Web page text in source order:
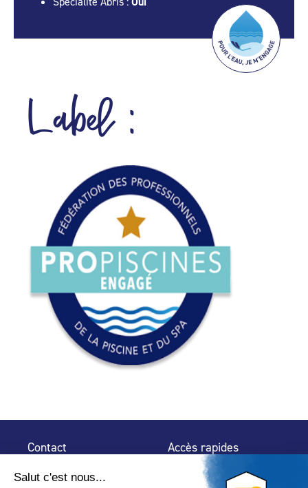
Label :
Contact
32 rue de Mogador
75 009 Paris
Accès rapides
Espace Presse